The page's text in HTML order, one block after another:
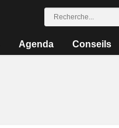
Agenda Conseils